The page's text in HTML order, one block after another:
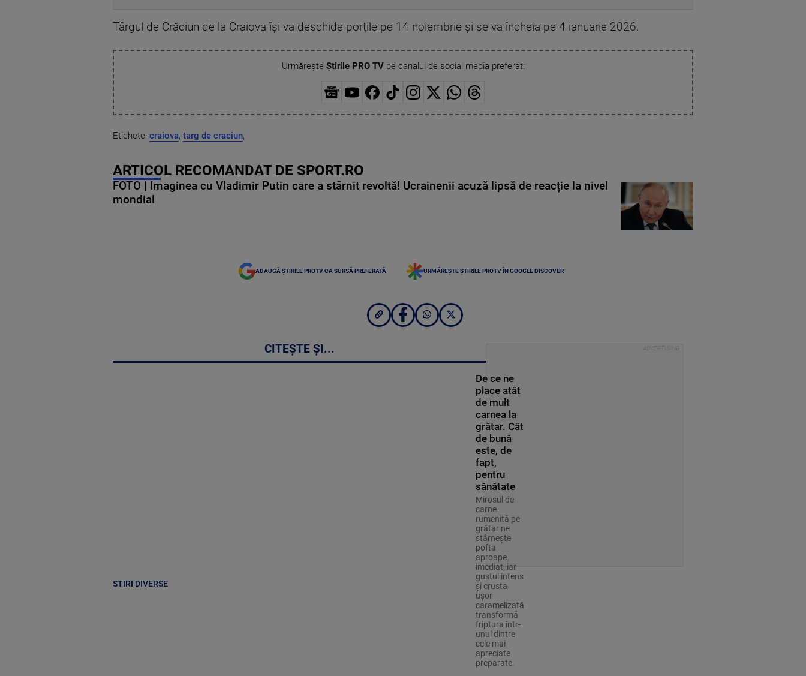
Târgul de Crăciun de la Craiova își va deschide porțile pe 14 noiembrie și se va încheia pe 4 ianuarie 2026.
Urmărește Știrile PRO TVpe canalul de social media preferat:
Etichete: craiova, targ de craciun,
ARTICOL RECOMANDAT DE SPORT.RO
FOTO | Imaginea cu Vladimir Putin care a stârnit revoltă! Ucrainenii acuză lipsă de reacție la nivel
mondial
ADAUGĂ ȘTIRILE PROTV CA SURSĂ PREFERATĂ URMĂREȘTE ȘTIRILE PROTV ÎN GOOGLE DISCOVER
CITEȘTE ȘI...
STIRI DIVERSE
De ce ne
place atât
de mult
carnea la
grătar. Cât
de bună
este, de
fapt,
pentru
sănătate
Mirosul de
carne
rumenită pe
grătar ne
stârnește
pofta
aproape
imediat, iar
gustul intens
și crusta
ușor
caramelizată
transformă
friptura într-
unul dintre
cele mai
apreciate
preparate.